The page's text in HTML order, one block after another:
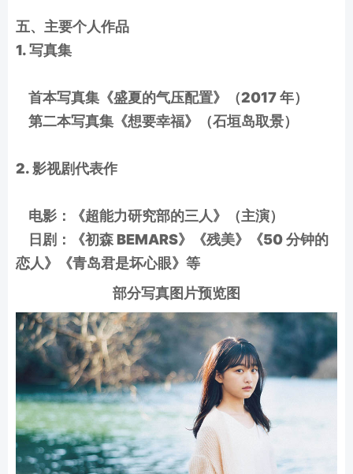
五、主要个人作品
1. 写真集
首本写真集《盛夏的气压配置》（2017 年）
第二本写真集《想要幸福》（石垣岛取景）
2. 影视剧代表作
电影：《超能力研究部的三人》（主演）
日剧：《初森 BEMARS》《残美》《50 分钟的
恋人》《青岛君是坏心眼》等
部分写真图片预览图